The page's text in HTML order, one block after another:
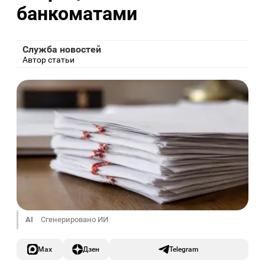
банкоматами
Служба новостей
Автор статьи
AI Сгенерировано ИИ
Max Дзен Telegram